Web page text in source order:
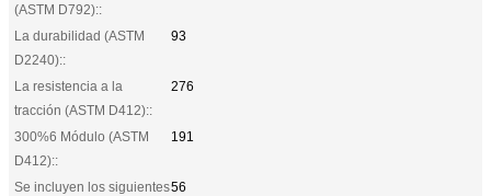
(ASTM D792)::
La durabilidad (ASTM
D2240)::
93
La resistencia a la
tracción (ASTM D412)::
276
300%6 Módulo (ASTM
D412)::
191
Se incluyen los siguientes56